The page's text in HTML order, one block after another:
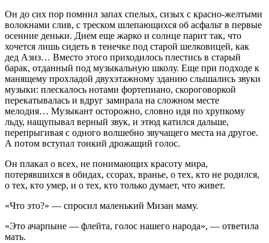
Он до сих пор помнил запах спелых, сизых с красно-желтыми
волокнами слив, с треском шлепающихся об асфальт в первые
осенние деньки. Днем еще жарко и солнце парит так, что
хочется лишь сидеть в тенечке под старой шелковицей, как
дед Азиз… Вместо этого приходилось плестись в старый
барак, отданный под музыкальную школу. Еще при подходе к
манящему прохладой двухэтажному зданию слышались звуки
музыки: плескалось нотами фортепиано, скороговоркой
перекатывалась и вдруг замирала на сложном месте
мелодия… Музыкант осторожно, словно идя по хрупкому
льду, нащупывал верный звук, и этюд катился дальше,
перепрыгивая с одного волшебно звучащего места на другое.
А потом вступал тонкий дрожащий голос.
Он плакал о всех, не понимающих красоту мира,
потерявшихся в обидах, ссорах, вранье, о тех, кто не родился,
о тех, кто умер, и о тех, кто только думает, что живет.
«Что это?» — спросил маленький Мизан маму.
«Это ачарпыне — флейта, голос нашего народа», — ответила
мать.